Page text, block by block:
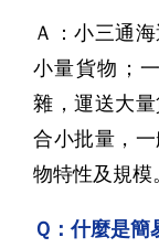
Ａ：小三通
小量貨物；
雜，運送大
合小批量，
物特性及規模
Ｑ：什麼是簡